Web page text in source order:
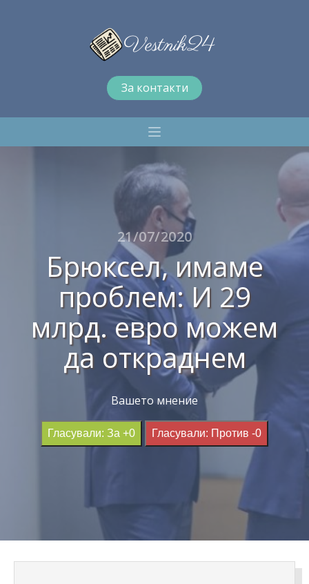
За контакти
21/07/2020
Брюксел, имаме
проблем: И 29
млрд. евро можем
да откраднем
Вашето мнение
Гласували: За +0 Гласували: Против -0